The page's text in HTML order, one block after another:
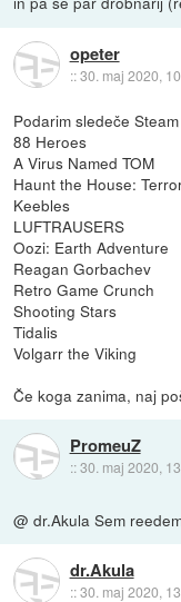
opeter
::30. maj 2020,
Podarim sledeče
88 Heroes
A Virus Named TOM
Haunt the House:
Keebles
LUFTRAUSERS
Oozi: Earth Adventure
Reagan Gorbachev
Retro Game Crunch
Shooting Stars
Tidalis
Volgarr the Viking
Če koga zanima, naj
PromeuZ
::30. maj 2020,
@ dr.Akula Sem
dr.Akula
::30. maj 2020,